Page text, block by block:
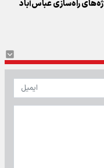
راه‌سازی عباس‌آباد